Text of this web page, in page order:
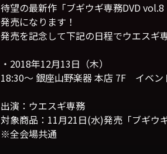
待望の最新作「ブギウギ専務DVD
発売になります！
発売を記念して下記の日程でウエスギ
・2018年12月13日（木）
18:30～ 銀座山野楽器 本店 7F イベン
出演：ウエスギ専務
対象商品：11月21日(水)発売「ブギウ
※全会場共通